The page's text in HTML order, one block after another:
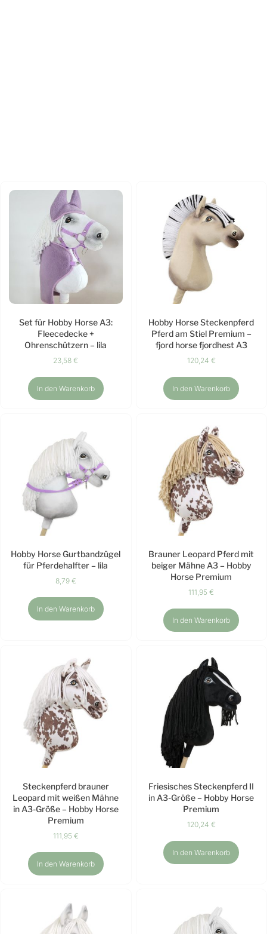
Set für Hobby Horse A3:
Fleecedecke +
Ohrenschützern – lila
23,58€
In den Warenkorb
Hobby Horse Steckenpferd
Pferd am Stiel Premium –
fjord horse fjordhest A3
120,24 €
In den Warenkorb
Hobby Horse Gurtbandzügel
für Pferdehalfter – lila
8,79 €
In den Warenkorb
Brauner Leopard Pferd mit
beiger Mähne A3 – Hobby
Horse Premium
111,95€
In den Warenkorb
Steckenpferd brauner
Leopard mit weißen Mähne
in A3-Größe – Hobby Horse
Premium
111,95 €
In den Warenkorb
Friesisches Steckenpferd II
in A3-Größe – Hobby Horse
Premium
120,24 €
In den Warenkorb